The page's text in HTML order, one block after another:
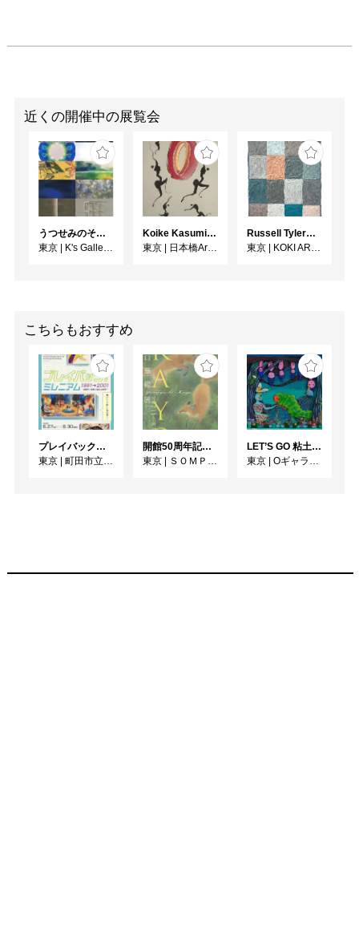
近くの開催中の展覧会
うつせみのそら展
東京
K's Gallery room A
Koike Kasumi Web個展 ラ・ダンス
東京
日本橋Art.jp
Russell Tyler From the Shore（海辺から）
東京
KOKI ARTS
こちらもおすすめ
プレイバック！ミレニアム1991→2001 版画が／版画で越えた境界
東京
町田市立国際版画美術館
開館50周年記念 山口華楊展
東京
ＳＯＭＰＯ美術館
LET’S GO 粘土（クレイ）ジ−
東京
Oギャラリー